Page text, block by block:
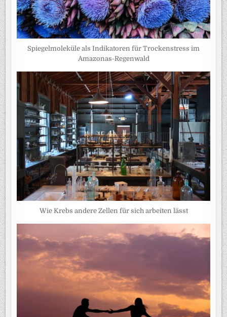
Spiegelmoleküle als Indikatoren für Trockenstress im
Amazonas-Regenwald
Wie Krebs andere Zellen für sich arbeiten lässt